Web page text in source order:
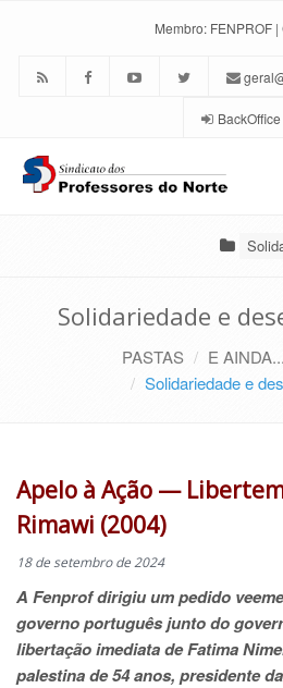
Membro: FENPROF |
BackOffice
Solidariedade e
PASTAS E AINDA...
Solidariedade e
Apelo à Ação —
Rimawi (2004)
18 de setembro de 2024
A Fenprof dirigiu um pedido
governo português junto do
libertação imediata de Fatima
palestina de 54 anos, presidente